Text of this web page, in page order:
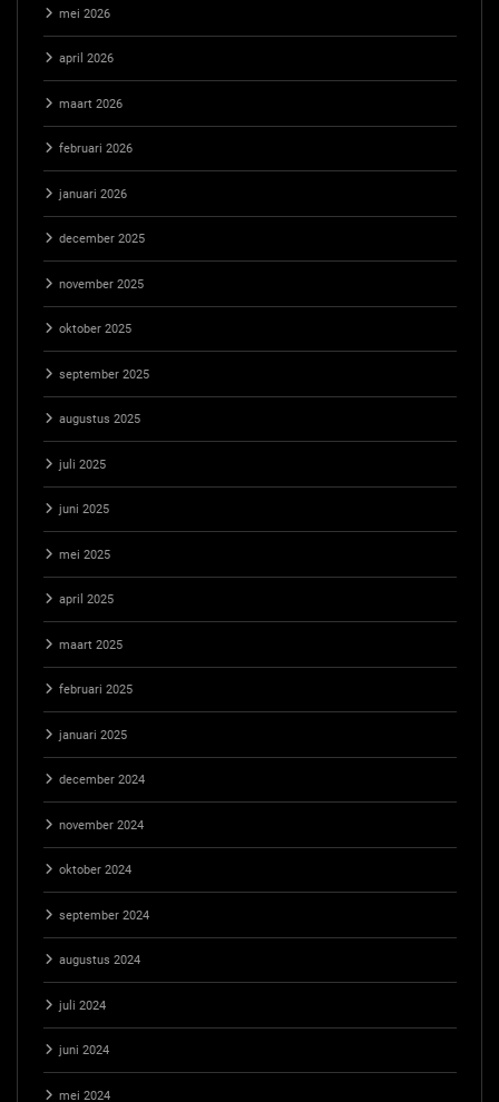
mei 2026
april 2026
maart 2026
februari 2026
januari 2026
december 2025
november 2025
oktober 2025
september 2025
augustus 2025
juli 2025
juni 2025
mei 2025
april 2025
maart 2025
februari 2025
januari 2025
december 2024
november 2024
oktober 2024
september 2024
augustus 2024
juli 2024
juni 2024
mei 2024